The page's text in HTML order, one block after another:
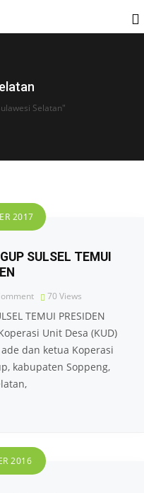
Selatan"
2017
SULSEL TEMUI
70 Views
TEMUI PRESIDEN
Unit Desa (KUD)
dan ketua Koperasi
kabupaten Soppeng,
2016